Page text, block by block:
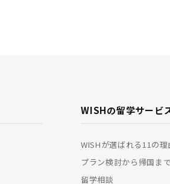
WISHの留学サービ
WISHが選ばれる11の理
プラン検討から帰国ま
留学相談